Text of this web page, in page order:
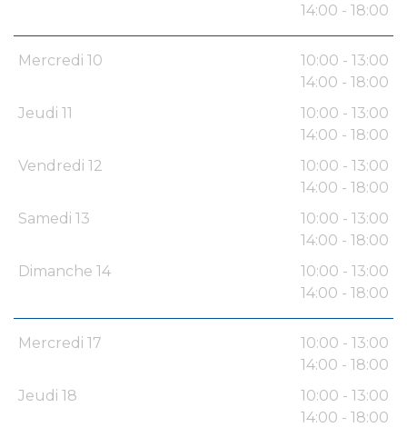
14:00 - 18:00
Mercredi 10
10:00 - 13:00
14:00 - 18:00
Jeudi 11
10:00 - 13:00
14:00 - 18:00
Vendredi 12
10:00 - 13:00
14:00 - 18:00
Samedi 13
10:00 - 13:00
14:00 - 18:00
Dimanche 14
10:00 - 13:00
14:00 - 18:00
Mercredi 17
10:00 - 13:00
14:00 - 18:00
Jeudi 18
10:00 - 13:00
14:00 - 18:00